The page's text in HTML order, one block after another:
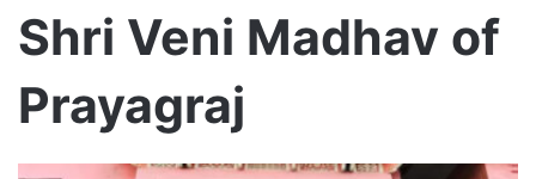
Shri Veni Madhav of
Prayagraj